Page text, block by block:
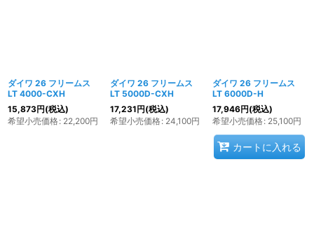
ダイワ 26 フリームス
LT 4000-CXH
15,873円(税込)
希望小売価格: 22,200円
ダイワ 26 フリームス
LT 5000D-CXH
17,231円(税込)
希望小売価格: 24,100円
ダイワ 26 フリームス
LT 6000D-H
17,946円(税込)
希望小売価格: 25,100円
カートに入れる